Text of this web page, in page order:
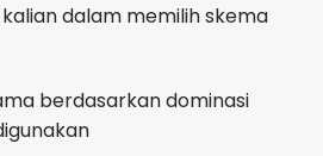
dalam memilih skema
berdasarkan dominasi